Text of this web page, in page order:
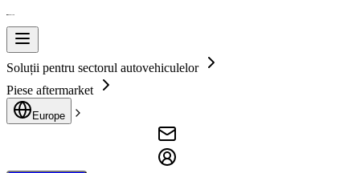
Soluții pentru sectorul autovehiculelor
Piese aftermarket
Europe